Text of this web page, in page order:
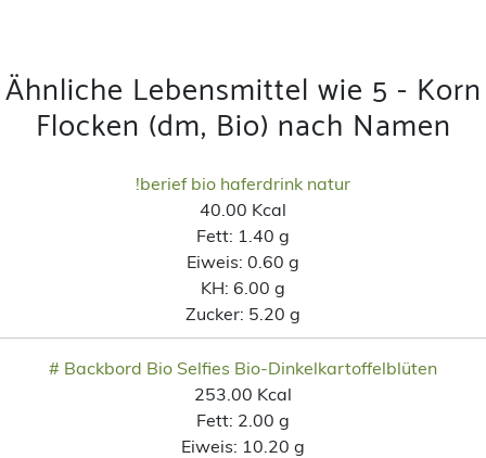
Ähnliche Lebensmittel wie 5 - Korn
Flocken (dm, Bio) nach Namen
!berief bio haferdrink natur
40.00 Kcal
Fett: 1.40 g
Eiweis: 0.60 g
KH: 6.00 g
Zucker: 5.20 g
# Backbord Bio Selfies Bio-Dinkelkartoffelblüten
253.00 Kcal
Fett: 2.00 g
Eiweis: 10.20 g